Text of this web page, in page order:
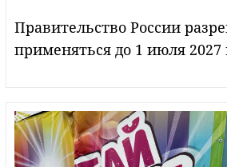
Правительство России
применяться до 1 июля 2027